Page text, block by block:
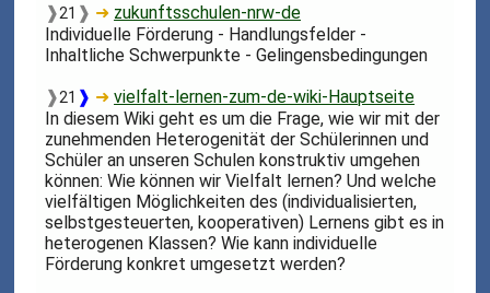
❱21 ❱ ➜ zukunftsschulen-nrw-de
Individuelle Förderung - Handlungsfelder -
Inhaltliche Schwerpunkte - Gelingensbedingungen
❱21 ❱ ➜vielfalt-lernen-zum-de-wiki-Hauptseite
In diesem Wiki geht es um die Frage, wie wir mit der
zunehmenden Heterogenität der Schülerinnen und
Schüler an unseren Schulen konstruktiv umgehen
können: Wie können wir Vielfalt lernen? Und welche
vielfältigen Möglichkeiten des (individualisierten,
selbstgesteuerten, kooperativen) Lernens gibt es in
heterogenen Klassen? Wie kann individuelle
Förderung konkret umgesetzt werden?